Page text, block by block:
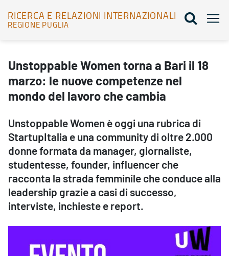
RICERCA E RELAZIONI INTERNAZIONALI
REGIONE PUGLIA
Unstoppable Women torna a Bari il 18
marzo: le nuove competenze nel
mondo del lavoro che cambia
Unstoppable Women è oggi una rubrica di
StartupItalia e una community di oltre 2.000
donne formata da manager, giornaliste,
studentesse, founder, influencer che
racconta la strada femminile che conduce alla
leadership grazie a casi di successo,
interviste, inchieste e report.